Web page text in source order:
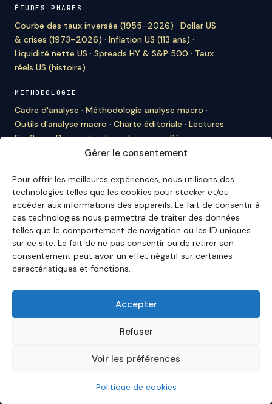
Gérer le consentement
Pour offrir les meilleures expériences, nous utilisons des
technologies telles que les cookies pour stocker et/ou
accéder aux informations des appareils. Le fait de consentir à
ces technologies nous permettra de traiter des données
telles que le comportement de navigation ou les ID uniques
sur ce site. Le fait de ne pas consentir ou de retirer son
consentement peut avoir un effet négatif sur certaines
caractéristiques et fonctions.
Accepter
Refuser
Voir les préférences
Politique de cookies
ÉTUDES PHARES
Courbe des taux inversée (1955–2026) · Dollar US
& crises (1973–2026) · Inflation US (113 ans) ·
Liquidité nette US · Spreads HY & S&P 500 · Taux
réels US (histoire)
MÉTHODOLOGIE
Cadre d'analyse · Méthodologie analyse macro ·
Outils d'analyse macro · Charte éditoriale · Lectures
Eco3min·Diagnostic du cycle macro·Régime
Classification des régimes·
À PROPOS D'ECO3MIN
À propos·Rédaction·Bulletin·Citer Eco3min ·Ils
nous citent·Mentions légales·Contact
ENGLISH VERSION
English Hub →
Eco3min privilégie des analyses valables sur plusieurs
analyses, commentaires et contenus publiés sur
pédagogique. Ils ne constituent ni un conseil en
investissement, ni une incitation à acheter ou vendre